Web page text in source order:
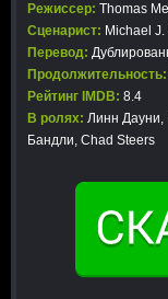
Режиссер: Thomas
Сценарист: Michael J.
Перевод:
Продолжительность:
Рейтинг IMDB: 8.4
В ролях: Линн Дауни,
Бандли, Chad Steers